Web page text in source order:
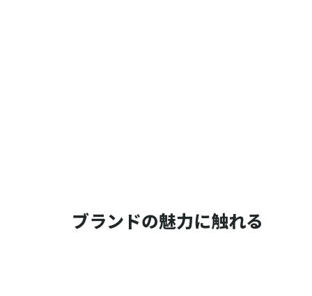
ブランドの魅力に触れる